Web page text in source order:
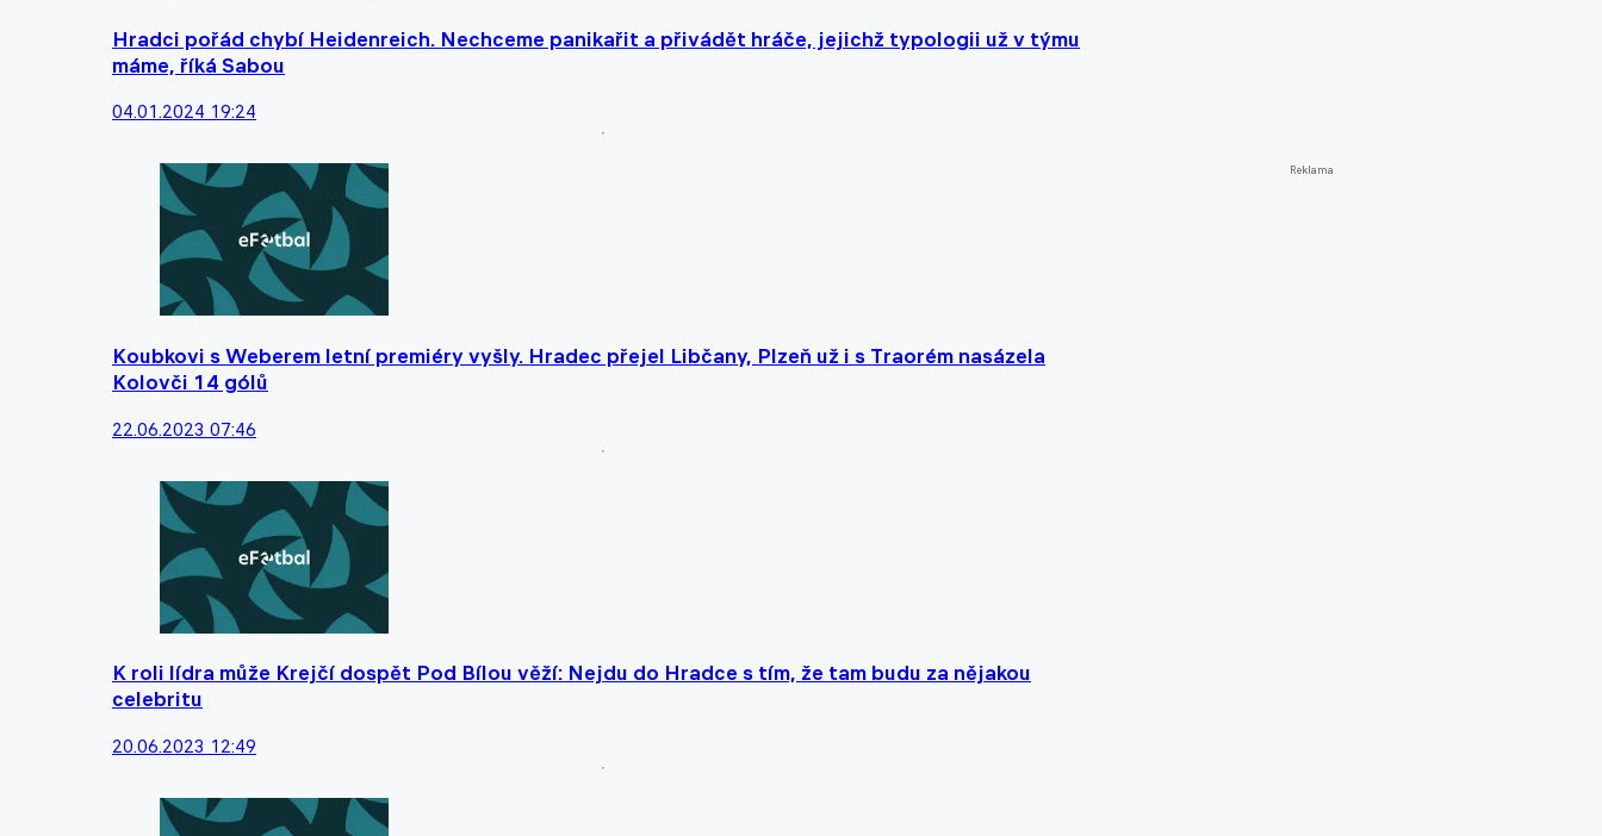
Hradci pořád chybí Heidenreich. Nechceme panikařit a přivádět hráče, jejichž typologii už v týmu
máme, říká Sabou
04.01.2024 19:24
Koubkovi s Weberem letní premiéry vyšly. Hradec přejel Libčany, Plzeň už i s Traorém nasázela
Kolovči 14 gólů
22.06.2023 07:46
K roli lídra může Krejčí dospět Pod Bílou věží: Nejdu do Hradce s tím, že tam budu za nějakou
celebritu
20.06.2023 12:49
Reklama